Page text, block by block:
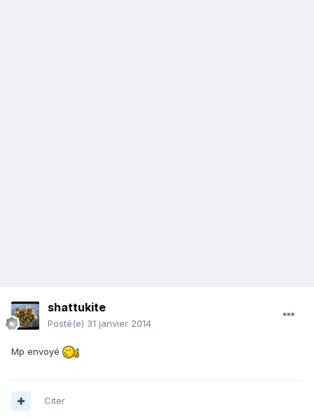
shattukite
Posté(e) 31 janvier 2014
Mp envoyé
Citer